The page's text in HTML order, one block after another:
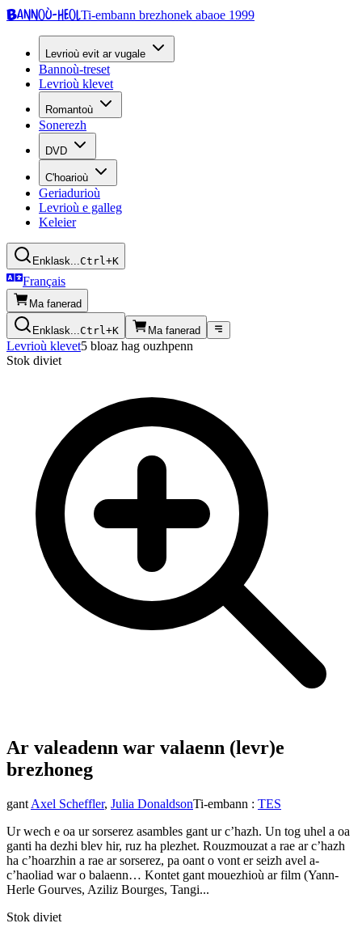
Bannoù-heolTi-embann brezhonek abaoe 1999
Levrioù evit ar vugale
Bannoù-treset
Levrioù klevet
Romantoù
Sonerezh
DVD
C'hoarioù
Geriadurioù
Levrioù e galleg
Keleier
Enklask...Ctrl+K
Français
Ma fanerad
Enklask...Ctrl+K Ma fanerad
Levrioù klevet5 bloaz hag ouzhpenn
Stok diviet
Ar valeadenn war valaenn (levr)e
brezhoneg
gant Axel Scheffler, Julia DonaldsonTi-embann : TES
Ur wech e oa ur sorserez asambles gant ur c’hazh. Un tog uhel a oa
ganti ha dezhi blev hir, ruz ha plezhet. Rouzmouzat a rae ar c’hazh
ha c’hoarzhin a rae ar sorserez, pa oant o vont er seizh avel a-
c’haoliad war o balaenn… Kontet gant mouezhioù ar film (Yann-
Herle Gourves, Aziliz Bourges, Tangi...
Stok diviet